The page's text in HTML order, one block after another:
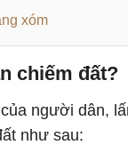
xóm
chiếm đất?
người dân,
như sau: